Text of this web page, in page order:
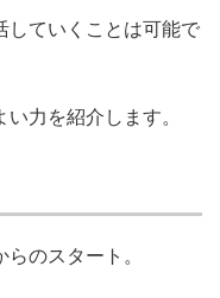
していくことは可能で
力を紹介します。
のスタート。